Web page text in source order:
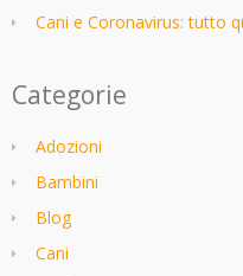
Cani e Coronavirus: tutto
Categorie
Adozioni
Bambini
Blog
Cani